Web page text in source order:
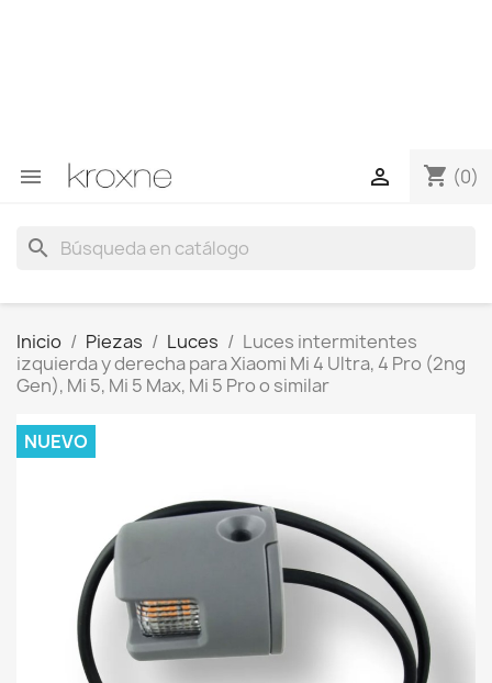
 shopping_cart (0)

search
Inicio Piezas Luces
Luces intermitentes
izquierda y derecha para Xiaomi Mi 4 Ultra, 4 Pro (2ng
Gen), Mi 5, Mi 5 Max, Mi 5 Pro o similar
NUEVO